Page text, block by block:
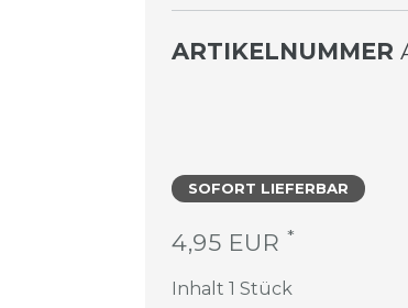
ARTIKELNUMMER
SOFORT LIEFERBAR
4,95 EUR *
Inhalt 1 Stück